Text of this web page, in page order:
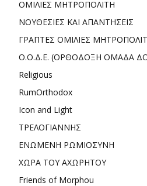
ΟΜΙΛΙΕΣ ΜΗΤΡΟΠΟΛΙΤΗ
ΝΟΥΘΕΣΙΕΣ ΚΑΙ ΑΠΑΝΤΗΣΕΙΣ
ΓΡΑΠΤΕΣ ΟΜΙΛΙΕΣ
Ο.Ο.Δ.Ε. (ΟΡΘΟΔΟΞΗ ΟΜΑΔΑ
Religious
RumOrthodox
Icon and Light
ΤΡΕΛΟΓΙΑΝΝΗΣ
ΕΝΩΜΕΝΗ ΡΩΜΙΟΣΥΝΗ
ΧΩΡΑ ΤΟΥ ΑΧΩΡΗΤΟΥ
Friends of Morphou